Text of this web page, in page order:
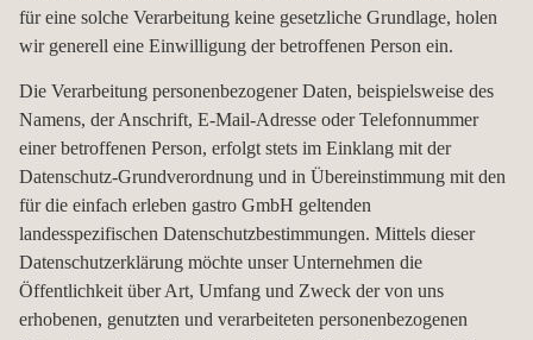
für eine solche Verarbeitung keine gesetzliche Grundlage, holen
wir generell eine Einwilligung der betroffenen Person ein.
Die Verarbeitung personenbezogener Daten, beispielsweise des
Namens, der Anschrift, E-Mail-Adresse oder Telefonnummer
einer betroffenen Person, erfolgt stets im Einklang mit der
Datenschutz-Grundverordnung und in Übereinstimmung mit den
für die einfach erleben gastro GmbH geltenden
landesspezifischen Datenschutzbestimmungen. Mittels dieser
Datenschutzerklärung möchte unser Unternehmen die
Öffentlichkeit über Art, Umfang und Zweck der von uns
erhobenen, genutzten und verarbeiteten personenbezogenen